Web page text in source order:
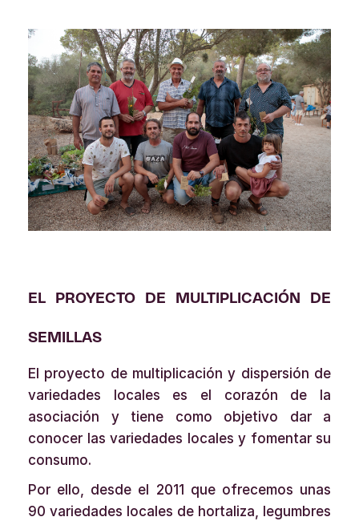
EL PROYECTO DE MULTIPLICACIÓN DE
SEMILLAS
El proyecto de multiplicación y dispersión de
variedades locales es el corazón de la
asociación y tiene como objetivo dar a
conocer las variedades locales y fomentar su
consumo.
Por ello, desde el 2011 que ofrecemos unas
90 variedades locales de hortaliza, legumbres